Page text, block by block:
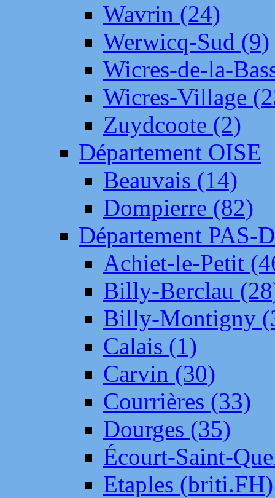
Wavrin (24)
Werwicq-Sud (9)
Wicres-de-la-
Wicres-Village
Zuydcoote (2)
Département OISE
Beauvais (14)
Dompierre (82)
Département PAS-
Achiet-le-Petit
Billy-Berclau
Billy-Montigny
Calais (1)
Carvin (30)
Courrières (33)
Dourges (35)
Écourt-Saint-
Etaples (briti.FH)